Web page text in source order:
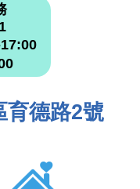
育德路2號